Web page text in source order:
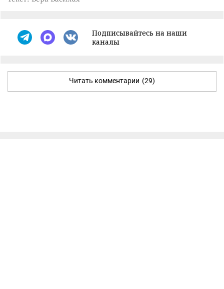
Подписывайтесь на наши
каналы
Читать комментарии (29)